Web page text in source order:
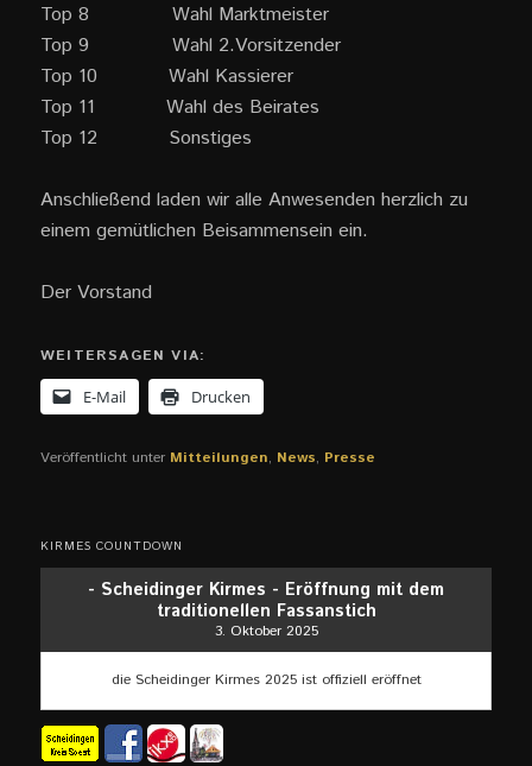
Top 8 Wahl Marktmeister
Top 9 Wahl 2.Vorsitzender
Top 10 Wahl Kassierer
Top 11 Wahl des Beirates
Top 12 Sonstiges
Anschließend laden wir alle Anwesenden herzlich zu
einem gemütlichen Beisammensein ein.
Der Vorstand
WEITERSAGEN VIA:
E-Mail Drucken
Veröffentlicht unter Mitteilungen, News, Presse
KIRMES COUNTDOWN
- Scheidinger Kirmes - Eröffnung mit dem
traditionellen Fassanstich
3. Oktober 2025
die Scheidinger Kirmes 2025 ist offiziell eröffnet